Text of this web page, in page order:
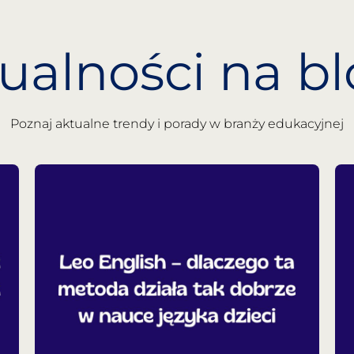
na
Poznaj aktualne trendy i porady w branży edukacyjnej